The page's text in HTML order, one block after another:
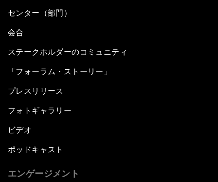
センター（部門）
会合
ステークホルダーのコミュニティ
「フォーラム・ストーリー」
プレスリリース
フォトギャラリー
ビデオ
ポッドキャスト
エンゲージメント